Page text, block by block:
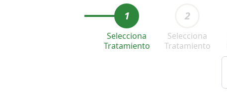
1
Selecciona
Tratamiento
2
Selecciona
Tratamiento